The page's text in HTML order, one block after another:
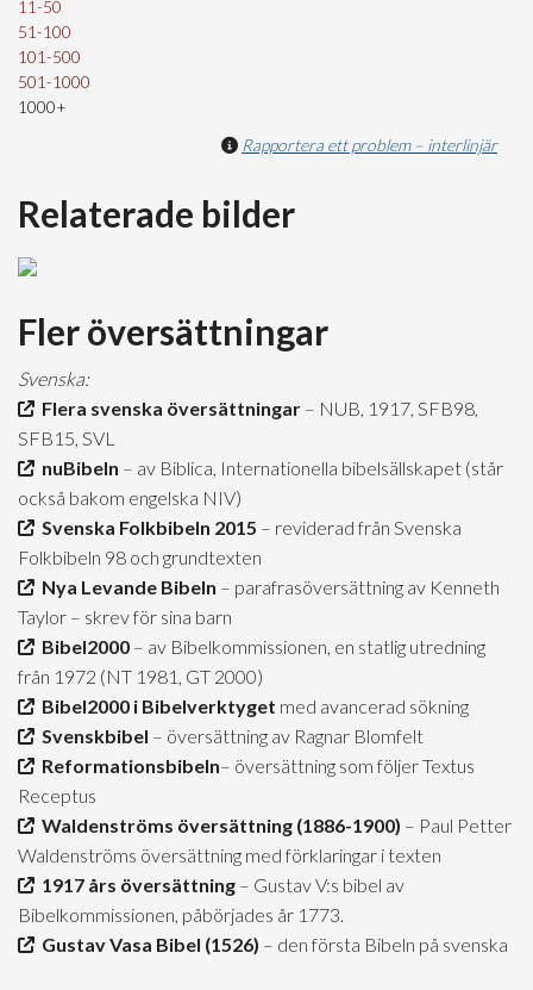
11-50
51-100
101-500
501-1000
1000+
Rapportera ett problem – interlinjär
Relaterade bilder
Fler översättningar
Svenska:
Flera svenska översättningar – NUB, 1917, SFB98,
SFB15, SVL
nuBibeln – av Biblica, Internationella bibelsällskapet (står
också bakom engelska NIV)
Svenska Folkbibeln 2015 – reviderad från Svenska
Folkbibeln 98 och grundtexten
Nya Levande Bibeln – parafrasöversättning av Kenneth
Taylor – skrev för sina barn
Bibel2000 – av Bibelkommissionen, en statlig utredning
från 1972 (NT 1981, GT 2000)
Bibel2000 i Bibelverktyget med avancerad sökning
Svenskbibel – översättning av Ragnar Blomfelt
Reformationsbibeln– översättning som följer Textus
Receptus
Waldenströms översättning (1886-1900) – Paul Petter
Waldenströms översättning med förklaringar i texten
1917 års översättning – Gustav V:s bibel av
Bibelkommissionen, påbörjades år 1773.
Gustav Vasa Bibel (1526) – den första Bibeln på svenska